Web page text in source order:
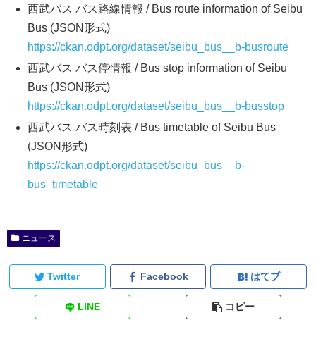
西武バス バス路線情報 / Bus route information of Seibu
Bus (JSON形式)
https://ckan.odpt.org/dataset/seibu_bus__b-busroute
西武バス バス停情報 / Bus stop information of Seibu
Bus (JSON形式)
https://ckan.odpt.org/dataset/seibu_bus__b-busstop
西武バス バス時刻表 / Bus timetable of Seibu Bus
(JSON形式)
https://ckan.odpt.org/dataset/seibu_bus__b-
bus_timetable
ニュース
Twitter Facebook はてブ
LINE コピー